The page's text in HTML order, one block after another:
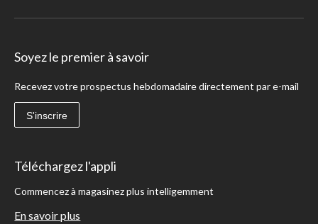
Soyez le premier à savoir
Recevez votre prospectus hebdomadaire directement par e-mail
S'inscrire
Téléchargez l'appli
Commencez à magasinez plus intelligemment
En savoir plus